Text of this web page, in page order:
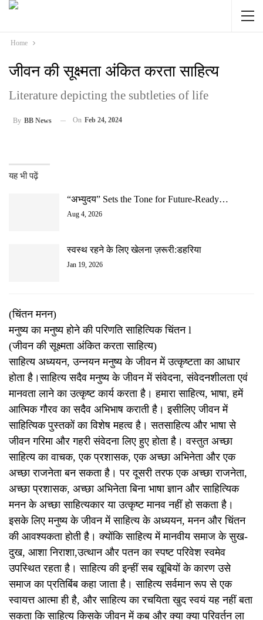
Home
जीवन की सूक्ष्मता अंकित करता साहित्य
Literature depicting the subtleties of life
By BB News On Feb 24, 2024
यह भी पढ़ें
“अभ्युदय” Sets the Tone for Future-Ready…
Aug 4, 2026
स्वस्थ रहने के लिए खेलना ज़रूरी:डहरिया
Jan 19, 2026
(चिंतन मनन)
मनुष्य का मनुष्य होने की परिणति साहित्यिक चिंतन l
(जीवन की सूक्ष्मता अंकित करता साहित्य)
साहित्य अध्ययन, उन्नयन मनुष्य के जीवन में उत्कृष्टता का आधार
होता है।साहित्य सदैव मनुष्य के जीवन में संवेदना, संवेदनशीलता एवं
मानवता लाने का उत्कृष्ट कार्य करता है। हमारा साहित्य, भाषा, हमें
आत्मिक गौरव का सदैव अभिभाष कराती है। इसीलिए जीवन में
साहित्यिक पुस्तकों का विशेष महत्व है। सतसाहित्य और भाषा से
जीवन गरिमा और गहरी संवेदना लिए हुए होता है। वस्तुत अच्छा
साहित्य का वाचक, एक प्रशासक, एक अच्छा अभिनेता और एक
अच्छा राजनेता बन सकता है। पर दूसरी तरफ एक अच्छा राजनेता,
अच्छा प्रशासक, अच्छा अभिनेता बिना भाषा ज्ञान और साहित्यिक
मनन के अच्छा साहित्यकार या उत्कृष्ट मानव नहीं हो सकता है।
इसके लिए मनुष्य के जीवन में साहित्य के अध्ययन, मनन और चिंतन
की आवश्यकता होती है। क्योंकि साहित्य में मानवीय समाज के सुख-
दुख, आशा निराशा,उत्थान और पतन का स्पष्ट परिवेश स्वमेव
उपस्थित रहता है। साहित्य की इन्हीं सब खूबियों के कारण उसे
समाज का प्रतिबिंब कहा जाता है। साहित्य सर्वमान रूप से एक
स्वायत्त आत्मा ही है, और साहित्य का रचयिता खुद स्वयं यह नहीं बता
सकता कि साहित्य किसके जीवन में कब और क्या क्या परिवर्तन ला